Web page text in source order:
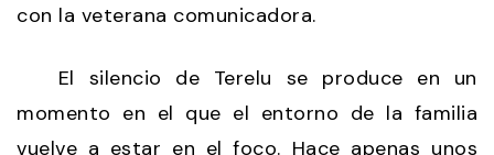
con la veterana comunicadora.
El silencio de Terelu se produce en un
momento en el que el entorno de la familia
vuelve a estar en el foco. Hace apenas unos